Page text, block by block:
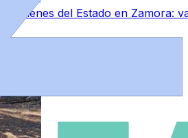
de bienes del Estado en Zamora: